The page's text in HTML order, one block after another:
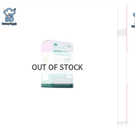
OUT OF STOCK